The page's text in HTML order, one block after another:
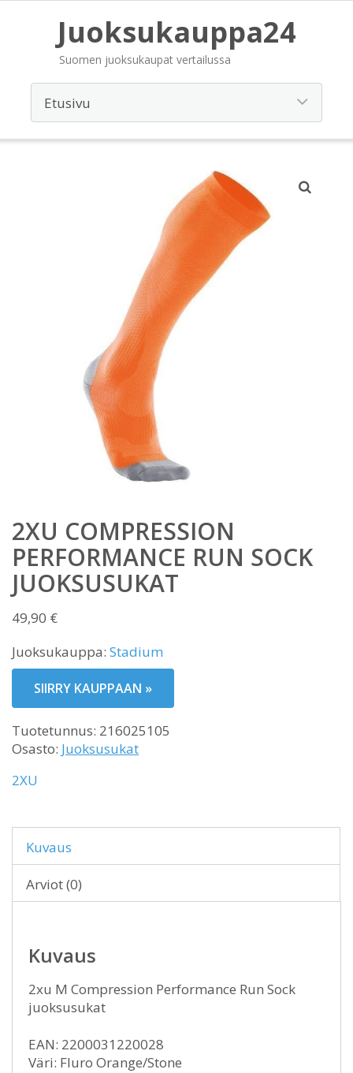
Juoksukauppa24
Suomen juoksukaupat vertailussa
2XU COMPRESSION
PERFORMANCE RUN SOCK
JUOKSUSUKAT
49,90 €
Juoksukauppa: Stadium
SIIRRY KAUPPAAN »
Tuotetunnus: 216025105
Osasto: Juoksusukat
2XU
Kuvaus
Arviot (0)
Kuvaus
2xu M Compression Performance Run Sock
juoksusukat
EAN: 2200031220028
Väri: Fluro Orange/Stone